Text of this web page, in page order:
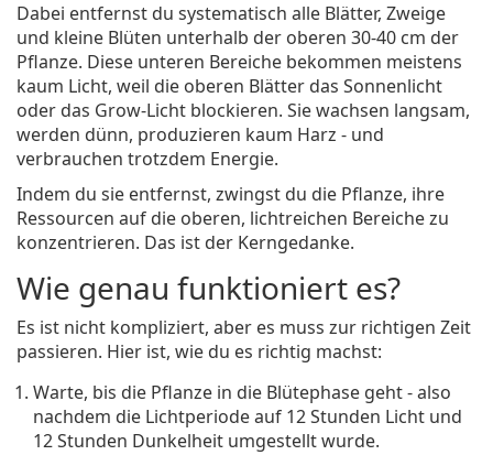
Dabei entfernst du systematisch alle Blätter, Zweige
und kleine Blüten unterhalb der oberen 30-40 cm der
Pflanze. Diese unteren Bereiche bekommen meistens
kaum Licht, weil die oberen Blätter das Sonnenlicht
oder das Grow-Licht blockieren. Sie wachsen langsam,
werden dünn, produzieren kaum Harz - und
verbrauchen trotzdem Energie.
Indem du sie entfernst, zwingst du die Pflanze, ihre
Ressourcen auf die oberen, lichtreichen Bereiche zu
konzentrieren. Das ist der Kerngedanke.
Wie genau funktioniert es?
Es ist nicht kompliziert, aber es muss zur richtigen Zeit
passieren. Hier ist, wie du es richtig machst:
Warte, bis die Pflanze in die Blütephase geht - also
nachdem die Lichtperiode auf 12 Stunden Licht und
12 Stunden Dunkelheit umgestellt wurde.